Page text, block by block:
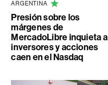
ARGENTINA
Presión sobre los
márgenes de
MercadoLibre inquieta a
inversores y acciones
caen en el Nasdaq